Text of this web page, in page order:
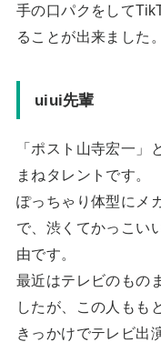
手の口パクをして
ることが出来ました。
uiui先輩
「ポスト山寺宏一
まねタレントです。
ぽっちゃり体型にメ
で、渋くてかっこい
由です。
最近はテレビのもの
したが、この人もも
きっかけでテレビ出